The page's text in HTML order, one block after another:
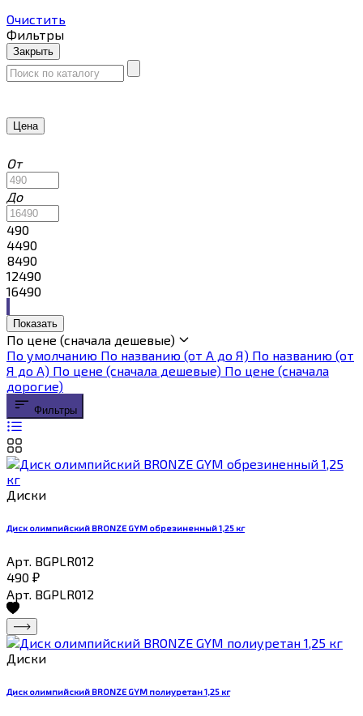
Очистить
Фильтры
Закрыть
Цена
От
До
490
4490
8490
12490
16490
Показать
По цене (сначала дешевые)
По умолчанию По названию (от А до Я) По названию (от
Я до А) По цене (сначала дешевые) По цене (сначала
дорогие)
Фильтры
Диски
Диск олимпийский BRONZE GYM обрезиненный 1,25 кг
Арт. BGPLR012
490 ₽
Арт. BGPLR012
Диски
Диск олимпийский BRONZE GYM полиуретан 1,25 кг